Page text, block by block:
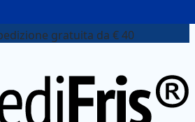
gratuita da € 40